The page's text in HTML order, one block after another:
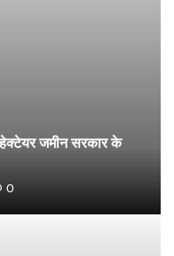
जमीन सरकार के
0